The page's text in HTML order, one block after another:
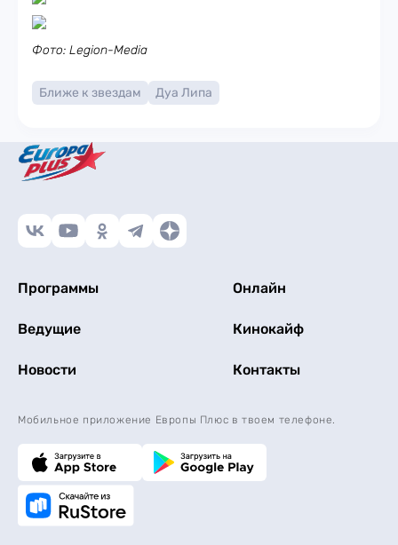
Фото: Legion-Media
Ближе к звездам Дуа Липа
Программы Онлайн
Ведущие Кинокайф
Новости Контакты
Мобильное приложение Европы Плюс в твоем телефоне.